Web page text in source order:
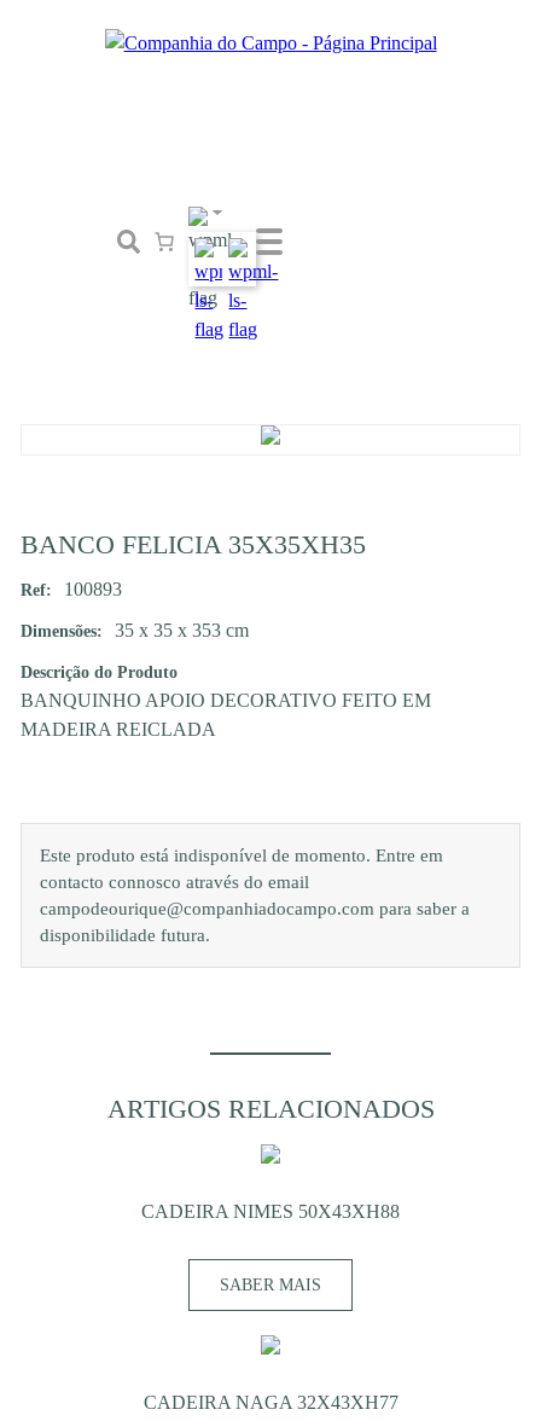
BANCO FELICIA 35X35XH35
Ref: 100893
Dimensões: 35 x 35 x 353 cm
Descrição do Produto
BANQUINHO APOIO DECORATIVO FEITO EM
MADEIRA REICLADA
Este produto está indisponível de momento. Entre em
contacto connosco através do email
campodeourique@companhiadocampo.com para saber a
disponibilidade futura.
ARTIGOS RELACIONADOS
CADEIRA NIMES 50X43XH88
SABER MAIS
CADEIRA NAGA 32X43XH77